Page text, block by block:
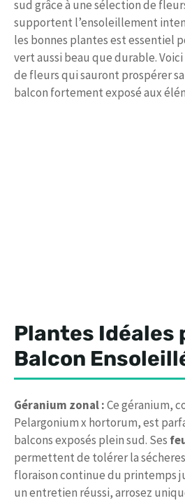
sud grâce à une sélection de
supportent l’ensoleillement
les bonnes plantes est essentiel
vert aussi beau que durable.
de fleurs qui sauront prospérer
balcon fortement exposé aux
Plantes Idéales
Balcon
Géranium zonal :Ce géranium,
Pelargonium x hortorum, est
balcons exposés plein sud. Ses
permettent de tolérer la
floraison continue du printemps
un entretien réussi, arrosez